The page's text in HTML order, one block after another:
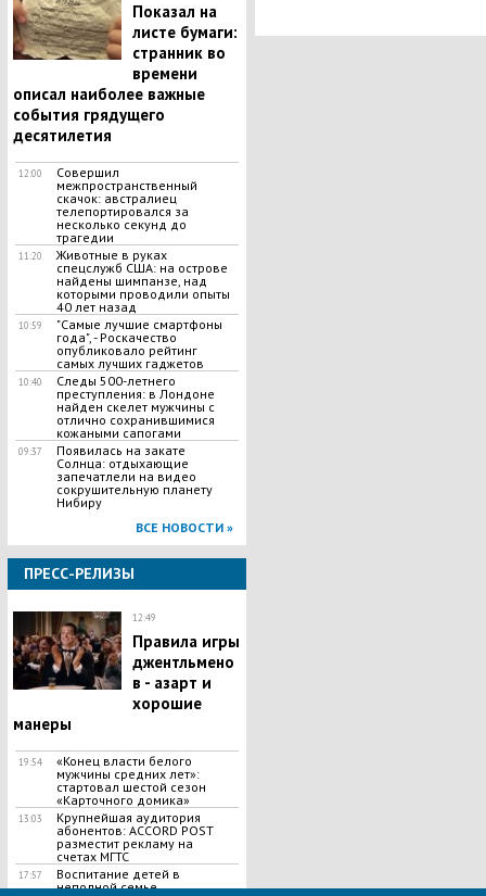
Показал на
листе бумаги:
странник во
времени
описал наиболее важные
события грядущего
десятилетия
12:00
Совершил
межпространственный
скачок: австралиец
телепортировался за
несколько секунд до
трагедии
11:20
Животные в руках
спецслужб США: на острове
найдены шимпанзе, над
которыми проводили опыты
40 лет назад
10:59
"Самые лучшие смартфоны
года", - Роскачество
опубликовало рейтинг
самых лучших гаджетов
10:40
Следы 500-летнего
преступления: в Лондоне
найден скелет мужчины с
отлично сохранившимися
кожаными сапогами
09:37
Появилась на закате
Солнца: отдыхающие
запечатлели на видео
сокрушительную планету
Нибиру
ВСЕ НОВОСТИ »
ПРЕСС-РЕЛИЗЫ
12:49
Правила игры
джентльмено
в - азарт и
хорошие
манеры
19:54
«Конец власти белого
мужчины средних лет»:
стартовал шестой сезон
«Карточного домика»
13:03
Крупнейшая аудитория
абонентов: ACCORD POST
разместит рекламу на
счетах МГТС
17:57
Воспитание детей в
неполной семье